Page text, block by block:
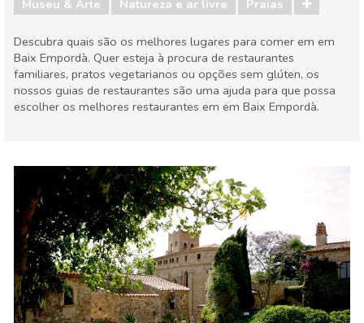
Museu & Arte
Natureza e ar livre Praias
Descubra quais são os melhores lugares para comer em em
Baix Empordà. Quer esteja à procura de restaurantes
familiares, pratos vegetarianos ou opções sem glúten, os
nossos guias de restaurantes são uma ajuda para que possa
escolher os melhores restaurantes em em Baix Empordà.
Comida & Restaurantes
Crianças & família
Desportos e aventura
Eventos locais
Museu & Arte
Natureza e ar livre Praias